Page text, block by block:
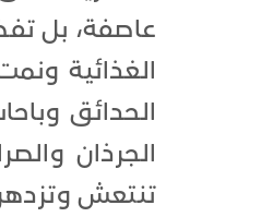
عاصفة، بل
الغذائية
الحدائق
الجرذان
تنتعش